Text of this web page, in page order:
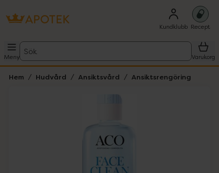
Kundklubb Recept
Meny
Sök
Varukorg
Hem Hudvård Ansiktsvård Ansiktsrengöring